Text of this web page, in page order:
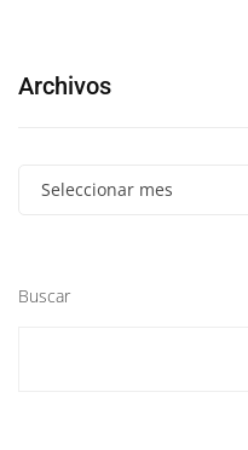
Archivos
Seleccionar mes
Buscar